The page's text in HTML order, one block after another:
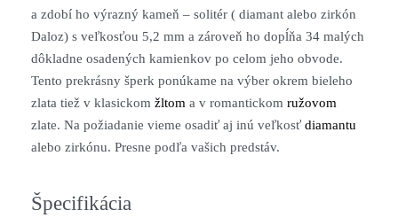
a zdobí ho výrazný kameň – solitér ( diamant alebo zirkón
Daloz) s veľkosťou 5,2 mm a zároveň ho dopĺňa 34 malých
dôkladne osadených kamienkov po celom jeho obvode.
Tento prekrásny šperk ponúkame na výber okrem bieleho
zlata tiež v klasickom žltom a v romantickom ružovom
zlate. Na požiadanie vieme osadiť aj inú veľkosť diamantu
alebo zirkónu. Presne podľa vašich predstáv.
Špecifikácia